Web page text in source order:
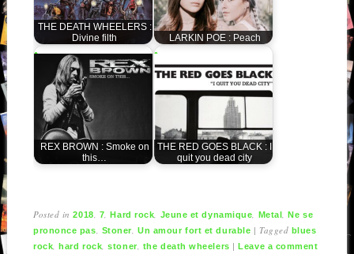
THE DEATH WHEELERS :
Divine filth
LARKIN POE : Peach
REX BROWN : Smoke on
this…
THE RED GOES BLACK : I
quit you dead city
Posted in2018 7 ,Hard rock Jeune et dynamique Metal ,Ne se
prononce pas
Stoner ,Un amour fort et durable | Tagged blues
rock ,hard rock ,stoner the death wheelers |Leave a comment